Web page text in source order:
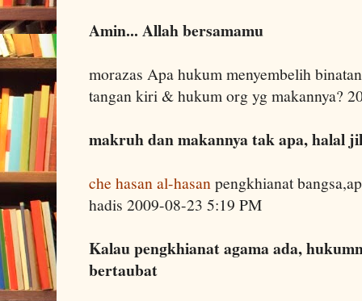
Amin... Allah bersamamu
morazas Apa hukum menyembelih
tangan kiri & hukum org yg makannya?
makruh dan makannya tak apa, halal
che hasan al-hasanpengkhianat
hadis 2009-08-23 5:19 PM
Kalau pengkhianat agama ada,
bertaubat